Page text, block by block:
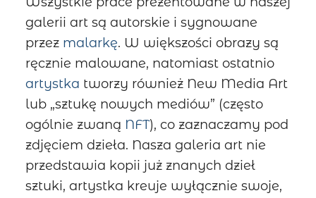
galerii art są autorskie i sygnowane
przez malarkę. W większości obrazy są
ręcznie malowane, natomiast ostatnio
artystka tworzy również New Media Art
lub „sztukę nowych mediów” (często
ogólnie zwaną NFT), co zaznaczamy pod
zdjęciem dzieła. Nasza galeria art nie
przedstawia kopii już znanych dzieł
sztuki, artystka kreuje wyłącznie swoje,